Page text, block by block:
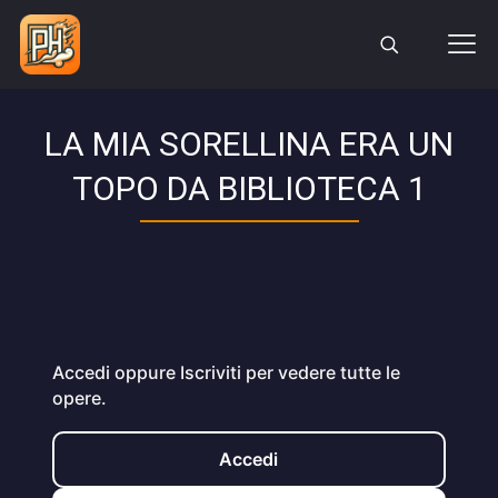
LA MIA SORELLINA ERA UN
TOPO DA BIBLIOTECA 1
Accedi oppure Iscriviti per vedere tutte le
opere.
Accedi